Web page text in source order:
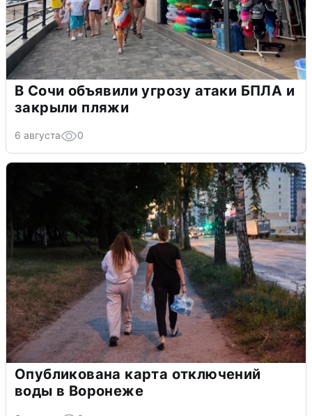
В Сочи объявили угрозу атаки БПЛА и
закрыли пляжи
6 августа 0
Опубликована карта отключений
воды в Воронеже